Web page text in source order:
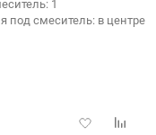
1
под смеситель: в центре
Добавить